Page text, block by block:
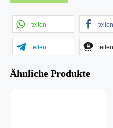
teilen teilen
teilen teilen
Ähnliche Produkte